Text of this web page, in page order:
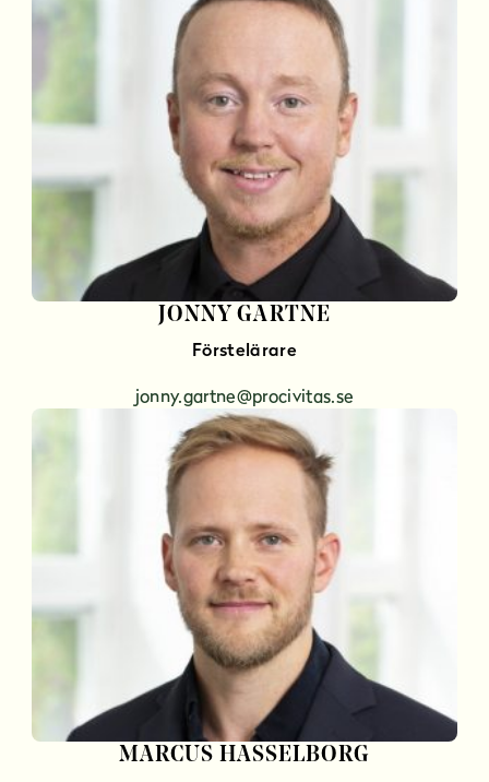
JONNY GARTNE
Förstelärare
jonny.gartne@procivitas.se
MARCUS HASSELBORG